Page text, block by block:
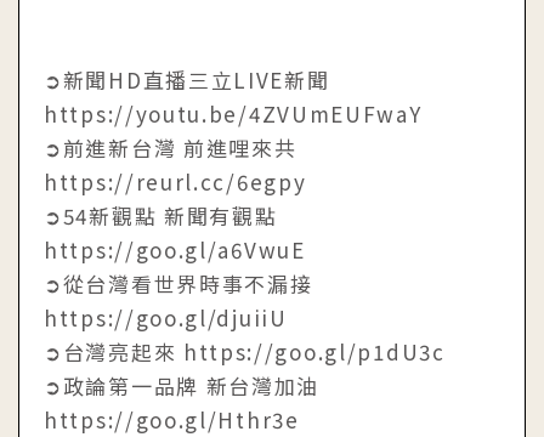
➲新聞HD直播三立LIVE新聞
https://youtu.be/4ZVUmEUFwaY
➲前進新台灣 前進哩來共
https://reurl.cc/6egpy
➲54新觀點 新聞有觀點
https://goo.gl/a6VwuE
➲從台灣看世界時事不漏接
https://goo.gl/djuiiU
➲台灣亮起來 https://goo.gl/p1dU3c
➲政論第一品牌 新台灣加油
https://goo.gl/Hthr3e